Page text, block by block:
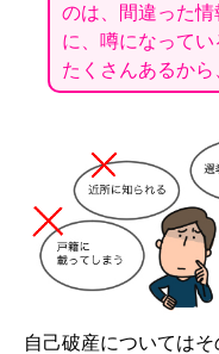
のは、間違った
に、噂になって
たくさんあるから
自己破産については